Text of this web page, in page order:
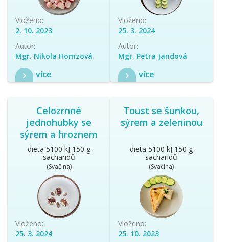
Vloženo:
2. 10. 2023
Autor:
Mgr. Nikola Homzová
více
Vloženo:
25. 3. 2024
Autor:
Mgr. Petra Jandová
více
Celozrnné
jednohubky se
sýrem a hroznem
dieta 5100 kJ 150 g
sacharidů
(Svačina)
Vloženo:
25. 3. 2024
Toust se šunkou,
sýrem a zeleninou
dieta 5100 kJ 150 g
sacharidů
(Svačina)
Vloženo:
25. 10. 2023